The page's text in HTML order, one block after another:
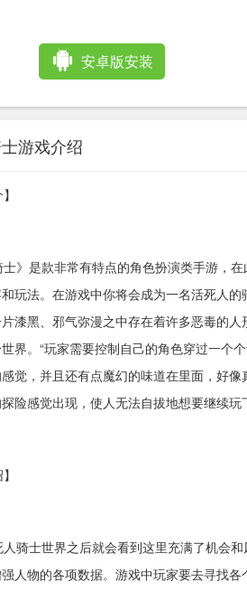
安卓版安装
游戏介绍
》是款非常有特点的角色扮演类手游，
玩法。在游戏中你将会成为一名活死人
漆黑、邪气弥漫之中存在着许多恶毒的
界。“玩家需要控制自己的角色穿过一个
觉，并且还有点魔幻的味道在里面，好
险感觉出现，使人无法自拔地想要继续玩
骑士世界之后就会看到这里充满了机会
人物的各项数据。游戏中玩家要去寻找